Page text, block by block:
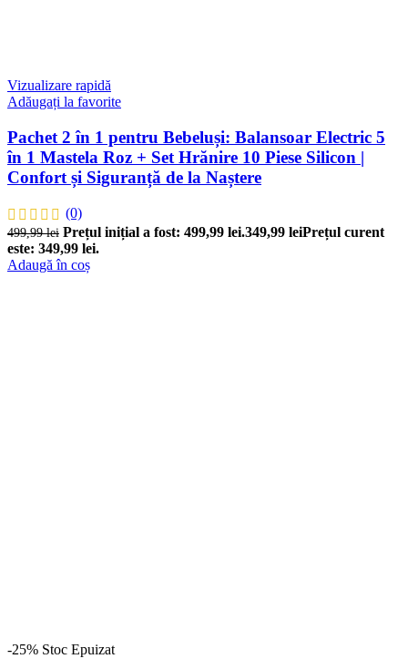
Vizualizare rapidă
Adăugați la favorite
Pachet 2 în 1 pentru Bebeluși: Balansoar Electric 5
în 1 Mastela Roz + Set Hrănire 10 Piese Silicon |
Confort și Siguranță de la Naștere
(0)
499,99lei Prețul inițial a fost: 499,99 lei.349,99 leiPrețul curent
este: 349,99 lei.
Adaugă în coș
-25% Stoc Epuizat